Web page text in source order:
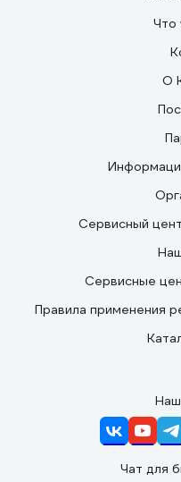
Что
О
Сервисный
Сервисные
Правила применения
Чат для